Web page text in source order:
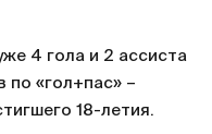
4 гола и 2 ассиста
по «гол+пас» –
18-летия.